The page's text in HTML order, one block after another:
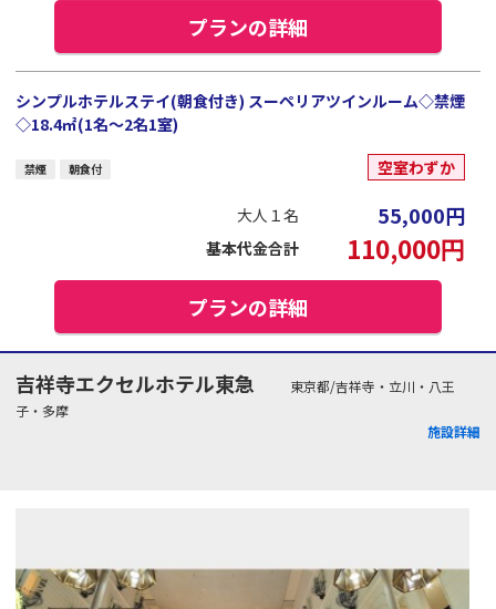
プランの詳細
シンプルホテルステイ(朝食付き) スーペリアツインルーム◇禁煙
◇18.4㎡(1名～2名1室)
禁煙 朝食付 空室わずか
大人１名 55,000円
基本代金合計 110,000円
プランの詳細
吉祥寺エクセルホテル東急
東京都/吉祥寺・立川・八王
子・多摩
施設詳細